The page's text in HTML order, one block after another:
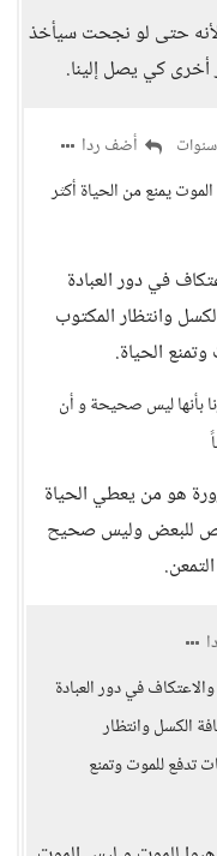
حتى لو نجحت سيأخذ
أخرى كي يصل إلينا.
أضف ردا
يمنع من الحياة أكثر
في دور العبادة
وانتظار المكتوب
الحياة.
بأنها ليس صحيحة و أن
هو من يعطي الحياة
للبعض وليس صحيح
في دور العبادة
الكسل وانتظار
تدفع للموت وتمنع